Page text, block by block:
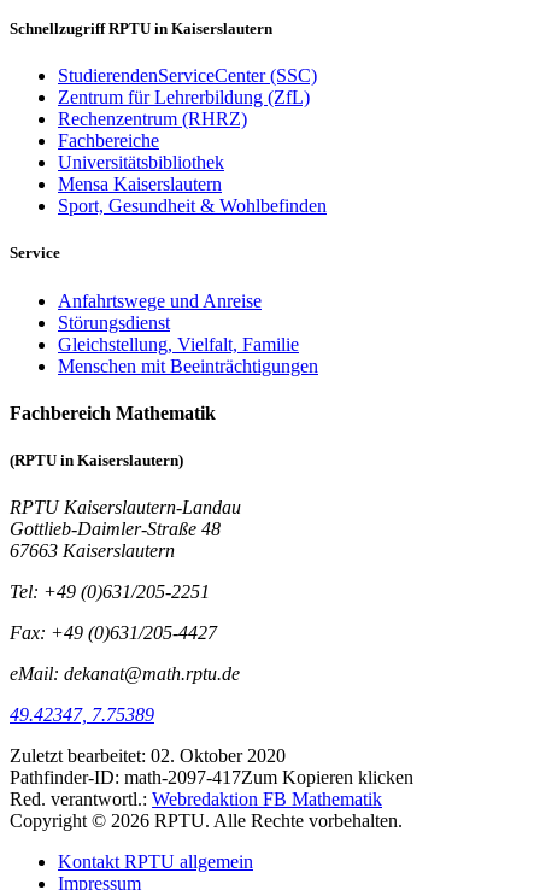
Schnellzugriff RPTU in Kaiserslautern
StudierendenServiceCenter (SSC)
Zentrum für Lehrerbildung (ZfL)
Rechenzentrum (RHRZ)
Fachbereiche
Universitätsbibliothek
Mensa Kaiserslautern
Sport, Gesundheit & Wohlbefinden
Service
Anfahrtswege und Anreise
Störungsdienst
Gleichstellung, Vielfalt, Familie
Menschen mit Beeinträchtigungen
Fachbereich Mathematik
(RPTU in Kaiserslautern)
RPTU Kaiserslautern-Landau
Gottlieb-Daimler-Straße 48
67663 Kaiserslautern
Tel: +49 (0)631/205-2251
Fax: +49 (0)631/205-4427
eMail: dekanat@math.rptu.de
49.42347, 7.75389
Zuletzt bearbeitet: 02. Oktober 2020
Pathfinder-ID: math-2097-417Zum Kopieren klicken
Red. verantwortl.: Webredaktion FB Mathematik
Copyright © 2026 RPTU. Alle Rechte vorbehalten.
Kontakt RPTU allgemein
Impressum